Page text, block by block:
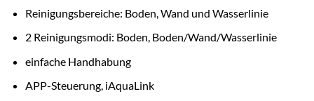
Reinigungsbereiche: Boden, Wand und Wasserlinie
2 Reinigungsmodi: Boden, Boden/Wand/Wasserlinie
einfache Handhabung
APP-Steuerung, iAquaLink